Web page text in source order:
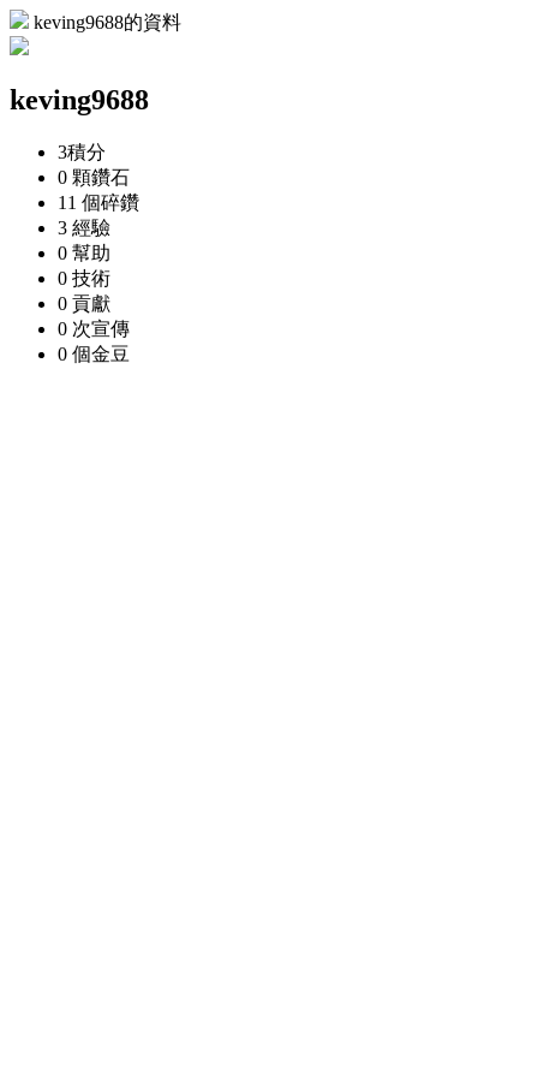
keving9688的資料
keving9688
3積分
0 顆鑽石
11 個碎鑽
3 經驗
0 幫助
0 技術
0 貢獻
0 次宣傳
0 個金豆